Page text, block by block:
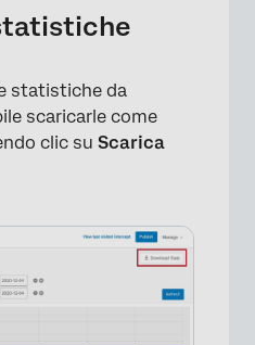
×
statistiche da
scaricarle come
clic su Scarica